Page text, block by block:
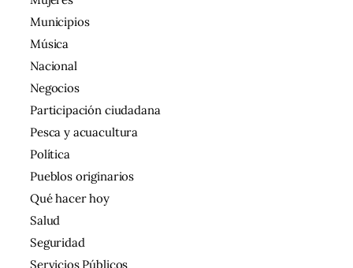
Municipios
Música
Nacional
Negocios
Participación ciudadana
Pesca y acuacultura
Política
Pueblos originarios
Qué hacer hoy
Salud
Seguridad
Servicios Públicos